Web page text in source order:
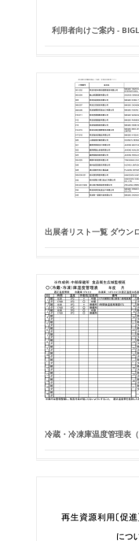
利用者向けご案内 -
出展者リスト一覧 ダウン
冷蔵・冷凍庫温度管理表